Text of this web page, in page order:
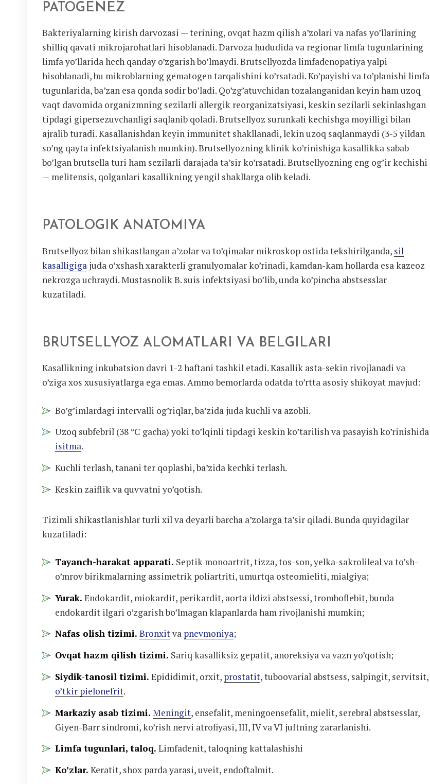
PATOGENEZ
Bakteriyalarning kirish darvozasi — terining, ovqat hazm qilish a’zolari va nafas yo’llarining
shilliq qavati mikrojarohatlari hisoblanadi. Darvoza hududida va regionar limfa tugunlarining
limfa yo’llarida hech qanday o’zgarish bo’lmaydi. Brutsellyozda limfadenopatiya yalpi
hisoblanadi, bu mikroblarning gematogen tarqalishini ko’rsatadi. Ko’payishi va to’planishi limfa
tugunlarida, ba’zan esa qonda sodir bo’ladi. Qo’zg’atuvchidan tozalanganidan keyin ham uzoq
vaqt davomida organizmning sezilarli allergik reorganizatsiyasi, keskin sezilarli sekinlashgan
tipdagi gipersezuvchanligi saqlanib qoladi. Brutsellyoz surunkali kechishga moyilligi bilan
ajralib turadi. Kasallanishdan keyin immunitet shakllanadi, lekin uzoq saqlanmaydi (3-5 yildan
so’ng qayta infektsiyalanish mumkin). Brutsellyozning klinik ko’rinishiga kasallikka sabab
bo’lgan brutsella turi ham sezilarli darajada ta’sir ko’rsatadi. Brutsellyozning eng og’ir kechishi
— melitensis, qolganlari kasallikning yengil shakllarga olib keladi.
PATOLOGIK ANATOMIYA
Brutsellyoz bilan shikastlangan a’zolar va to’qimalar mikroskop ostida tekshirilganda, sil
kasalligiga juda o’xshash xarakterli granulyomalar ko’rinadi, kamdan-kam hollarda esa kazeoz
nekrozga uchraydi. Mustasnolik B. suis infektsiyasi bo’lib, unda ko’pincha abstsesslar
kuzatiladi.
BRUTSELLYOZ ALOMATLARI VA BELGILARI
Kasallikning inkubatsion davri 1-2 haftani tashkil etadi. Kasallik asta-sekin rivojlanadi va
o’ziga xos xususiyatlarga ega emas. Ammo bemorlarda odatda to’rtta asosiy shikoyat mavjud:
Bo’g’imlardagi intervalli og’riqlar, ba’zida juda kuchli va azobli.
Uzoq subfebril (38 °C gacha) yoki to’lqinli tipdagi keskin ko’tarilish va pasayish ko’rinishida
isitma.
Kuchli terlash, tanani ter qoplashi, ba’zida kechki terlash.
Keskin zaiflik va quvvatni yo’qotish.
Tizimli shikastlanishlar turli xil va deyarli barcha a’zolarga ta’sir qiladi. Bunda quyidagilar
kuzatiladi:
Tayanch-harakat apparati. Septik monoartrit, tizza, tos-son, yelka-sakrolileal va to’sh-
o’mrov birikmalarning assimetrik poliartriti, umurtqa osteomieliti, mialgiya;
Yurak.Endokardit, miokardit, perikardit, aorta ildizi abstsessi, tromboflebit, bunda
endokardit ilgari o’zgarish bo’lmagan klapanlarda ham rivojlanishi mumkin;
Nafas olish tizimi.Bronxitva pnevmoniya;
Ovqat hazm qilish tizimi. Sariq kasalliksiz gepatit, anoreksiya va vazn yo’qotish;
Siydik-tanosil tizimi.Epididimit, orxit, prostatit, tuboovarial abstsess, salpingit, servitsit,
o’tkir pielonefrit.
Markaziy asab tizimi.Meningit, ensefalit, meningoensefalit, mielit, serebral abstsesslar,
Giyen-Barr sindromi, ko’rish nervi atrofiyasi, III, IV va VI juftning zararlanishi.
Limfa tugunlari, taloq.Limfadenit, taloqning kattalashishi
Ko’zlar.Keratit, shox parda yarasi, uveit, endoftalmit.